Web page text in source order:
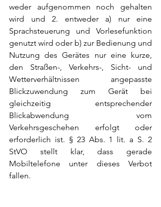
weder aufgenommen noch gehalten
wird und 2. entweder a) nur eine
Sprachsteuerung und Vorlesefunktion
genutzt wird oder b) zur Bedienung und
Nutzung des Gerätes nur eine kurze,
den Straßen-, Verkehrs-, Sicht- und
Wetterverhältnissen angepasste
Blickzuwendung zum Gerät bei
gleichzeitig entsprechender
Blickabwendung vom
Verkehrsgeschehen erfolgt oder
erforderlich ist. § 23 Abs. 1 lit. a S. 2
StVO stellt klar, dass gerade
Mobiltelefone unter dieses Verbot
fallen.